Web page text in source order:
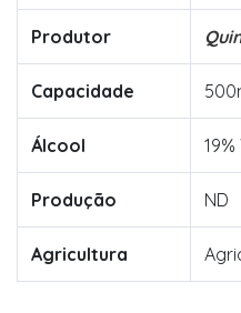
Produtor
Capacidade
Álcool
Produção ND
Agricultura